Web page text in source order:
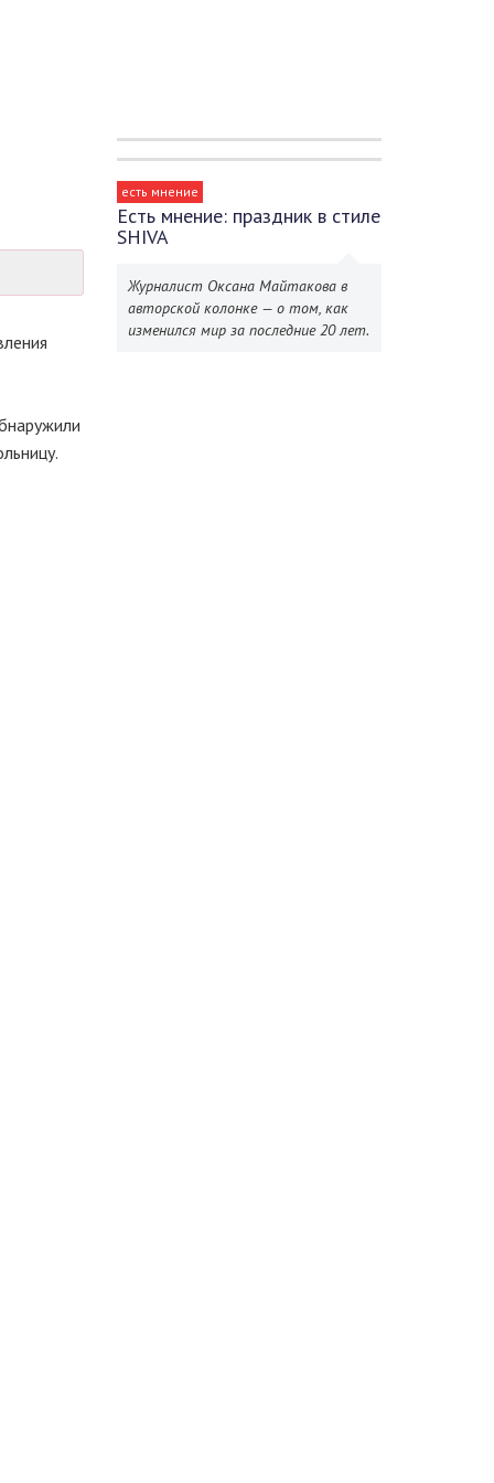
есть мнение
Есть мнение: праздник в стиле
SHIVA
Журналист Оксана Майтакова в
авторской колонке — о том, как
изменился мир за последние 20 лет.